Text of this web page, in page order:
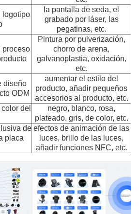
logotipo
la pantalla de seda, el
grabado por láser, las
pegatinas, etc.
proceso
Pintura por pulverización,
chorro de arena,
galvanoplastia, oxidación,
etc.
diseño
ODM
aumentar el estilo del
producto, añadir pequeños
accesorios al producto, etc.
del
negro, blanco, rosa,
plateado, gris, de color, etc.
de
placa
efectos de animación de las
luces, brillo de las luces,
añadir funciones NFC, etc.